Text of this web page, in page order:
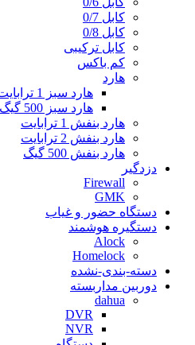
کابل 0/7
کابل 0/8
کابل ترکیبی
کم باکس
هارد
هارد سبز 1 ترابایت
هارد سبز 500 گیگ
هارد بنفش 1 ترابایت
هارد بنفش 2 ترابایت
هارد بنفش 500 گیگ
دزدگیر
Firewall
GMK
دستگاه حضور و غیاب
دستگیره هوشمند
Alock
Homelock
دسته-بندی-نشده
دوربین مداربسته
dahua
DVR
NVR